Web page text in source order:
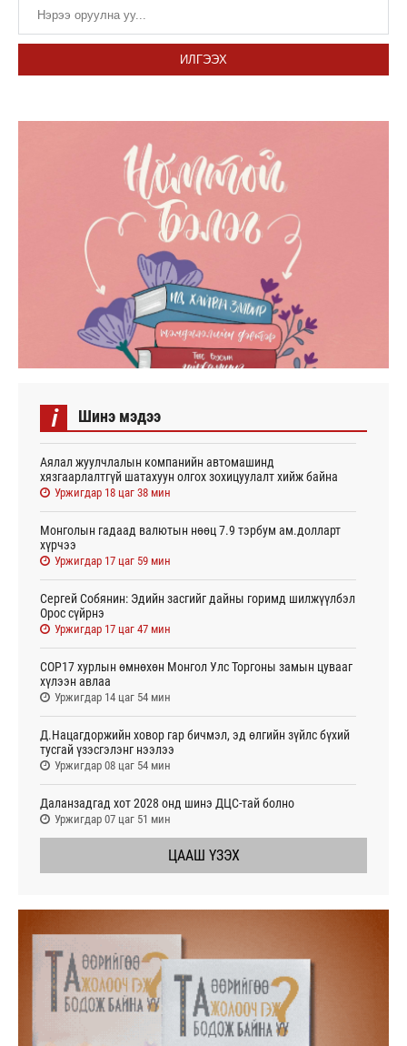
ИЛГЭЭХ
i Шинэ мэдээ
Аялал жуулчлалын компанийн автомашинд
хязгаарлалтгүй шатахуун олгох зохицуулалт хийж байна
Уржигдар 18 цаг 38 мин
Монголын гадаад валютын нөөц 7.9 тэрбум ам.долларт
хүрчээ
Уржигдар 17 цаг 59 мин
Сергей Собянин: Эдийн засгийг дайны горимд шилжүүлбэл
Орос сүйрнэ
Уржигдар 17 цаг 47 мин
COP17 хурлын өмнөхөн Монгол Улс Торгоны замын цувааг
хүлээн авлаа
Уржигдар 14 цаг 54 мин
Д.Нацагдоржийн ховор гар бичмэл, эд өлгийн зүйлс бүхий
тусгай үзэсгэлэнг нээлээ
Уржигдар 08 цаг 54 мин
Даланзадгад хот 2028 онд шинэ ДЦС-тай болно
Уржигдар 07 цаг 51 мин
ЦААШ ҮЗЭХ